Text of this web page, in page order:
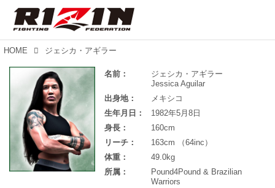
HOME ジェシカ・アギラー
名前：
ジェシカ・アギラー
Jessica Aguilar
出身地：
メキシコ
生年月日：
1982年5月8日
身長：
160cm
リーチ：
163cm （64inc）
体重：
49.0kg
所属：
Pound4Pound & Brazilian
Warriors